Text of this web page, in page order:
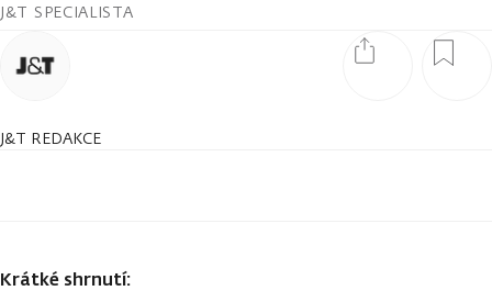
J&T SPECIALISTA
J&T REDAKCE
Krátké shrnutí: